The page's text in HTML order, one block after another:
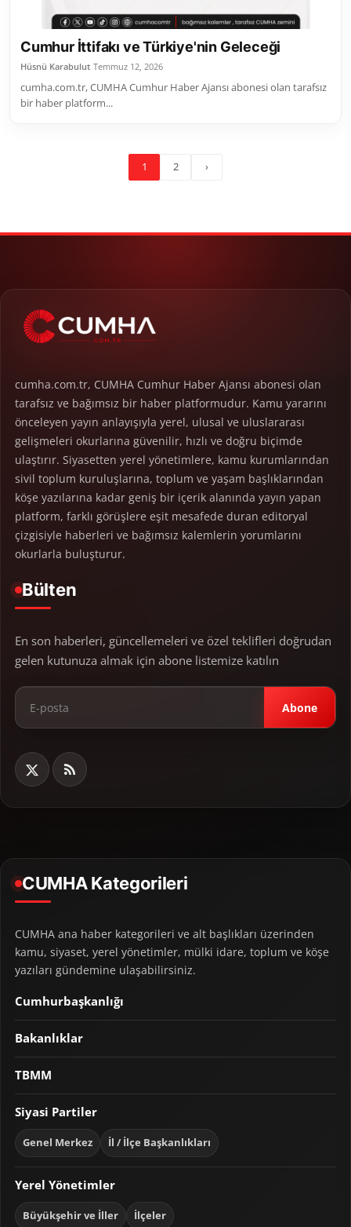
Cumhur İttifakı ve Türkiye'nin Geleceği
Hüsnü Karabulut Temmuz 12, 2026
cumha.com.tr, CUMHA Cumhur Haber Ajansı abonesi olan tarafsız
bir haber platform...
1 2 ›
cumha.com.tr, CUMHA Cumhur Haber Ajansı abonesi olan
tarafsız ve bağımsız bir haber platformudur. Kamu yararını
önceleyen yayın anlayışıyla yerel, ulusal ve uluslararası
gelişmeleri okurlarına güvenilir, hızlı ve doğru biçimde
ulaştırır. Siyasetten yerel yönetimlere, kamu kurumlarından
sivil toplum kuruluşlarına, toplum ve yaşam başlıklarından
köşe yazılarına kadar geniş bir içerik alanında yayın yapan
platform, farklı görüşlere eşit mesafede duran editoryal
çizgisiyle haberleri ve bağımsız kalemlerin yorumlarını
okurlarla buluşturur.
Bülten
En son haberleri, güncellemeleri ve özel teklifleri doğrudan
gelen kutunuza almak için abone listemize katılın
Abone
CUMHA Kategorileri
CUMHA ana haber kategorileri ve alt başlıkları üzerinden
kamu, siyaset, yerel yönetimler, mülki idare, toplum ve köşe
yazıları gündemine ulaşabilirsiniz.
Cumhurbaşkanlığı
Bakanlıklar
TBMM
Siyasi Partiler
Genel Merkez İl / İlçe Başkanlıkları
Yerel Yönetimler
Büyükşehir ve İller İlçeler